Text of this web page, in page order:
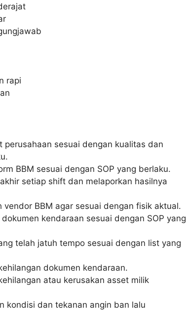
rapi
perusahaan sesuai dengan kualitas dan
BBM sesuai dengan SOP yang berlaku.
setiap shift dan melaporkan hasilnya
BBM agar sesuai dengan fisik aktual.
kendaraan sesuai dengan SOP yang
telah jatuh tempo sesuai dengan list yang
dokumen kendaraan.
atau kerusakan asset milik
kondisi dan tekanan angin ban lalu